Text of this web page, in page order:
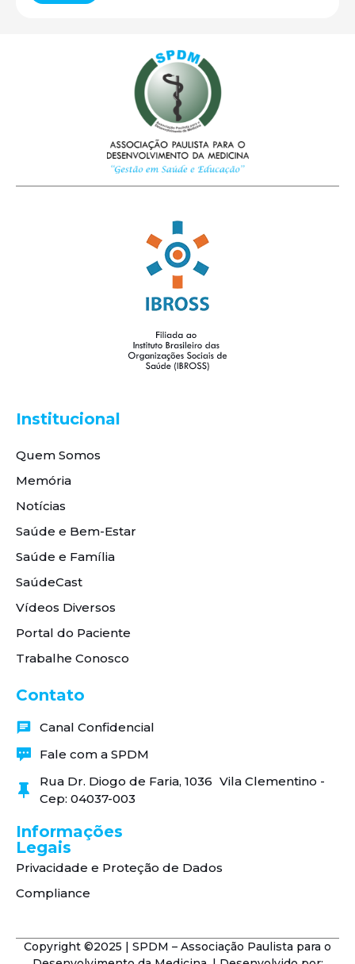
Institucional
Quem Somos
Memória
Notícias
Saúde e Bem-Estar
Saúde e Família
SaúdeCast
Vídeos Diversos
Portal do Paciente
Trabalhe Conosco
Contato
Canal Confidencial
Fale com a SPDM
Rua Dr. Diogo de Faria, 1036 Vila Clementino -
Cep: 04037-003
Informações
Legais
Privacidade e Proteção de Dados
Compliance
Copyright ©2025 | SPDM – Associação Paulista para o